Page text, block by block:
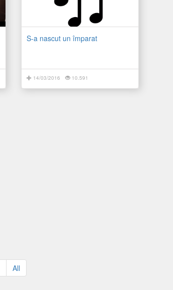
S-a nascut un împarat
14/03/2016 10.591
All